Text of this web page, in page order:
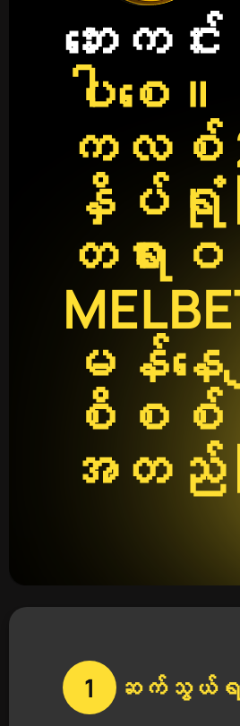
ဘေးကင်း
ပါစေ။
ကလစ်
နှိပ်ရုံ
တရား
မန်နေ
စိစစ်
အတည်
1 ဆက်သွယ်ရ